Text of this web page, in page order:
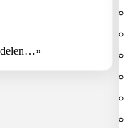
delen…»